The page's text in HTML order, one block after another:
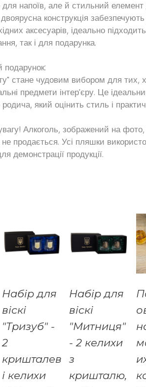
напоїв, але й стильний елемент
конструкція
аксесуарів, ідеально
так і для подарунка.
подарунок:
стане чудовим вибором для тих,
предмети інтер'єру. Це
який оцінить стиль і
Алкоголь, зображений на
не продається. Усі пляшки
демонстрації продукції.
Набір для
віскі
"Тризуб" -
2
кришталев
і келихи
Набір для
віскі
"Митниця"
- 2 келихи
з
кришталю,